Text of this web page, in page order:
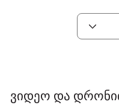
ვიდეო და